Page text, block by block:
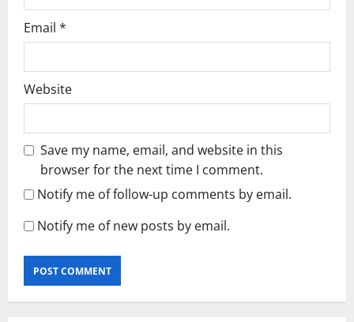
Email *
Website
Save my name, email, and website in this
browser for the next time I comment.
Notify me of follow-up comments by email.
Notify me of new posts by email.